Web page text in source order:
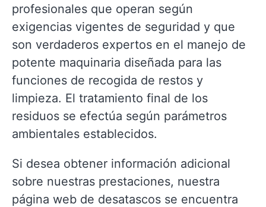
profesionales que operan según
exigencias vigentes de seguridad y que
son verdaderos expertos en el manejo de
potente maquinaria diseñada para las
funciones de recogida de restos y
limpieza. El tratamiento final de los
residuos se efectúa según parámetros
ambientales establecidos.
Si desea obtener información adicional
sobre nuestras prestaciones, nuestra
página web de desatascos se encuentra